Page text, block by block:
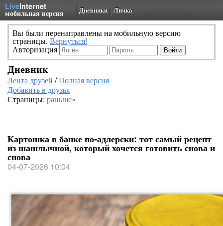
LiveInternet
мобильная версия Дневники Личка
Вы были перенаправлены на мобильную версию
страницы. Вернуться!
Авторизация
Дневник
Лента друзей /Полная версия
Добавить в друзья
Страницы: раньше»
Картошка в банке по‑адлерски: тот самый рецепт
из шашлычной, который хочется готовить снова и
снова
04-07-2026 10:04